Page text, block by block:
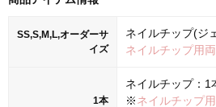
SS,S,M,L,オーダーサ
イズ
ネイルチップ(ジ
ネイルチップ用
1本
ネイルチップ：1
※ネイルチップ